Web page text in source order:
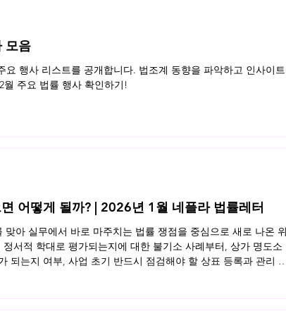
모음
행사 리스트를 공개합니다. 법조계 동향을 파악하고 인사이트
월 주요 법률 행사 확인하기!
어떻게 될까? | 2026년 1월 네플라 법률레터
맞아 실무에서 바로 마주치는 법률 쟁점을 중심으로 새로 나온
서적 학대로 평가되는지에 대한 불기소 사례부터, 상가 명도소
되는지 여부, 사업 초기 반드시 점검해야 할 상표 등록과 관리